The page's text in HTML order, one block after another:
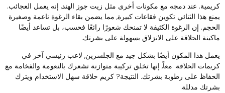
عند دمجه مع مكونات أخرى مثل زيت جوز الهند, إنه يعمل العجائب.
هذا الثنائي تكوين فقاعات كبيرة, مما يضمن بقاء الرغوة ناعمة وصغيرة
إن الرغوة الكثيفة لا تمنحك شعورًا رائعًا فحسب، بل تساعد أيضًا
الحلاقة على الانزلاق بسهولة على بشرتك.
هذا المكون أيضًا بشكل جيد مع الجلسرين, لاعب رئيسي آخر في
الحلاقة. معاً, إنها تخلق تركيبة متوازنة تشعرك بالنعومة والفخامة مع
على رطوبة بشرتك. النتيجة? كريم حلاقة سهل الاستخدام ويترك
مدللة.